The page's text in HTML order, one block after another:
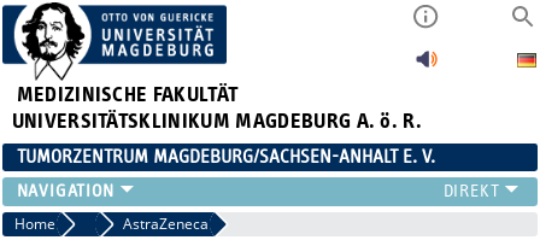
MEDIZINISCHE FAKULTÄT
UNIVERSITÄTSKLINIKUM MAGDEBURG A. ö. R.
TUMORZENTRUM MAGDEBURG/SACHSEN-ANHALT E. V.
ÜBER UNS
Home Industriepartner
AstraZeneca